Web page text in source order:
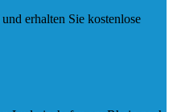
und erhalten Sie kostenlose